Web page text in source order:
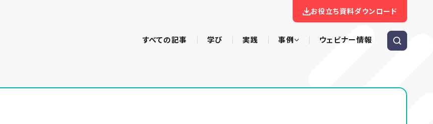
お役立ち資料ダウンロード
すべての記事 学び 実践 事例 ウェビナー情報